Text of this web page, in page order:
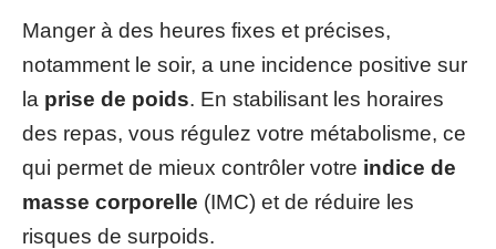
Manger à des heures fixes et précises,
notamment le soir, a une incidence positive sur
la prise de poids. En stabilisant les horaires
des repas, vous régulez votre métabolisme, ce
qui permet de mieux contrôler votre indice de
masse corporelle (IMC) et de réduire les
risques de surpoids.